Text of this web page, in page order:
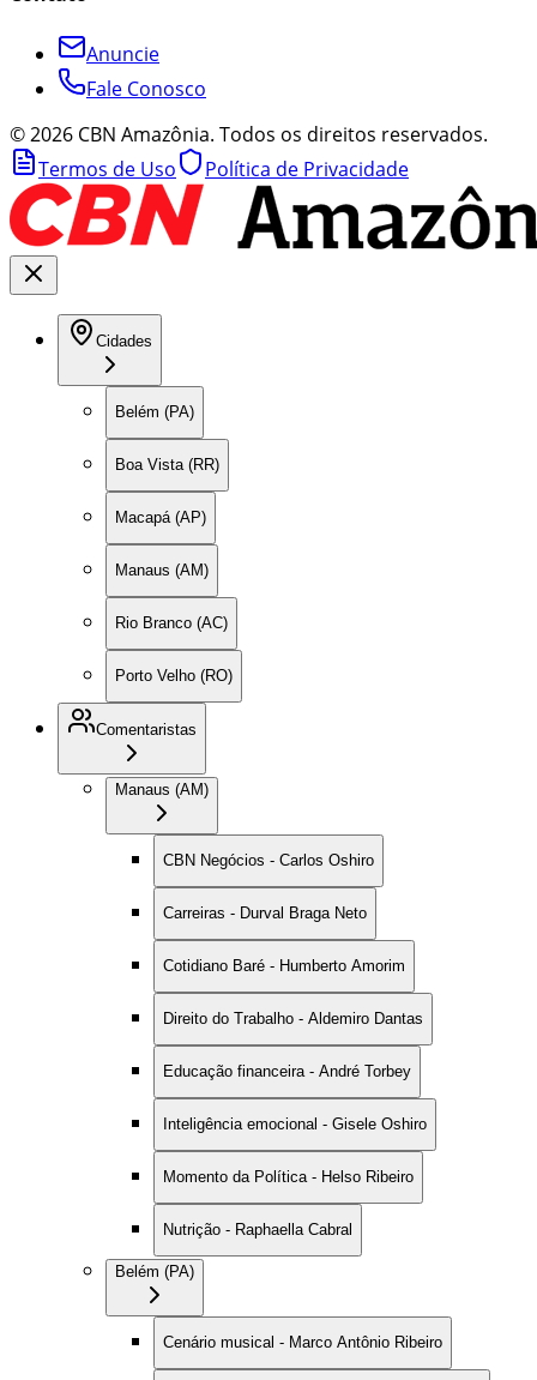
Anuncie
Fale Conosco
©2026 CBN Amazônia. Todos os direitos reservados.
Termos de Uso
Política de Privacidade
Cidades
Belém (PA)
Boa Vista (RR)
Macapá (AP)
Manaus (AM)
Rio Branco (AC)
Porto Velho (RO)
Comentaristas
Manaus (AM)
CBN Negócios - Carlos Oshiro
Carreiras - Durval Braga Neto
Cotidiano Baré - Humberto Amorim
Direito do Trabalho - Aldemiro Dantas
Educação financeira - André Torbey
Inteligência emocional - Gisele Oshiro
Momento da Política - Helso Ribeiro
Nutrição - Raphaella Cabral
Belém (PA)
Cenário musical - Marco Antônio Ribeiro